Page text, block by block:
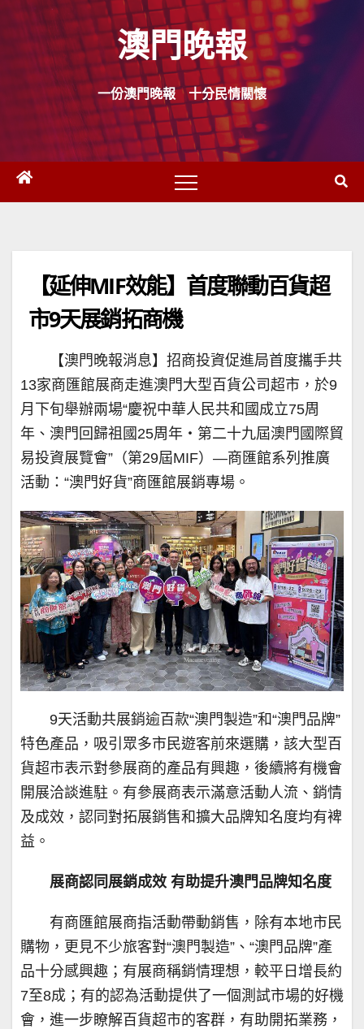
Skip
content
澳門晚報
一份澳門晚報 十分民情關懷
【延伸MIF效能】首度聯動百貨超
市9天展銷拓商機
【澳門晚報消息】招商投資促進局首度攜手共
13家商匯館展商走進澳門大型百貨公司超市，於9
月下旬舉辦兩場“慶祝中華人民共和國成立75周
年、澳門回歸祖國25周年‧第二十九屆澳門國際貿
易投資展覽會”（第29屆MIF）—商匯館系列推廣
活動：“澳門好貨”商匯館展銷專場。
9天活動共展銷逾百款“澳門製造”和“澳門品牌”
特色產品，吸引眾多市民遊客前來選購，該大型百
貨超市表示對參展商的產品有興趣，後續將有機會
開展洽談進駐。有參展商表示滿意活動人流、銷情
及成效，認同對拓展銷售和擴大品牌知名度均有裨
益。
展商認同展銷成效 有助提升澳門品牌知名度
有商匯館展商指活動帶動銷售，除有本地市民
購物，更見不少旅客對“澳門製造”、“澳門品牌”產
品十分感興趣；有展商稱銷情理想，較平日增長約
7至8成；有的認為活動提供了一個測試市場的好機
會，進一步瞭解百貨超市的客群，有助開拓業務，